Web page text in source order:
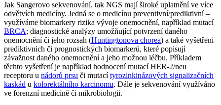
Jak Sangerovo sekvenování, tak NGS mají široké uplatnění ve více
odvětvích medicíny. Jedná se o medicínu preventivní/prediktivní –
využíváme biomarkery rizika vývoje onemocnění, například mutací
BRCA; diagnostické analýzy umožňující potvrzení daného
onemocnění či jeho rozsah (Huntingtonova chorea) a také vyšetření
prediktivních či prognostických biomarkerů, které popisují
závažnost daného onemocnění a jeho možnou léčbu. Příkladem
těchto vyšetření je například hodnocení mutací HER-2/neu
receptoru u nádorů prsu či mutacítyrozinkinázových signalizačních
kaskád u kolorektálního karcinomu. Dále je sekvenování využíváno
ve forenzní medicíně či mikrobiologii.